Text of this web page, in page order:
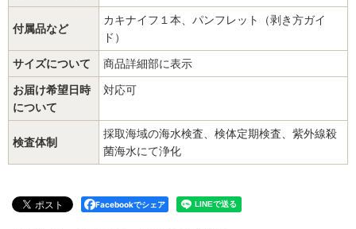
付属品など
カキナイフ１本、パンフレット（剥き方ガイ
ド）
サイズについて
商品詳細部に表示
お届け希望日時
について
対応可
検査体制
採取海域の海水検査、検体定期検査、紫外線殺
菌海水にて浄化
Facebookでシェア